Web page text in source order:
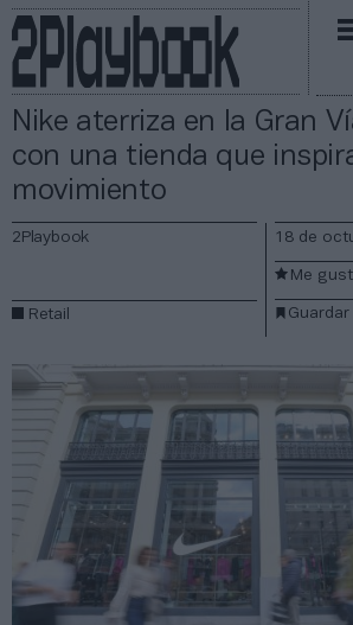
Nike aterriza en la Gran
con una tienda que
movimiento
2Playbook
Retail
18 de
Guardar
Me